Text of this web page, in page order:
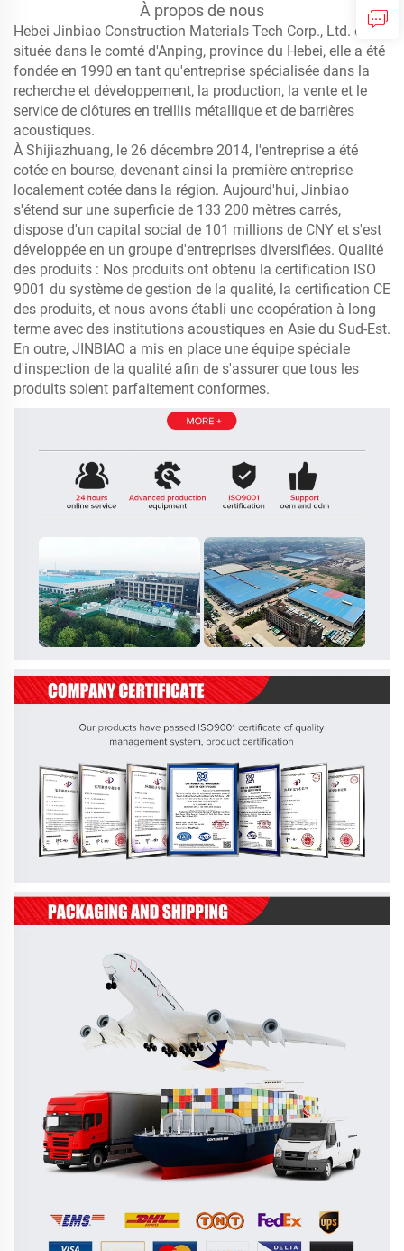
À propos de nous
Hebei Jinbiao Construction Materials Tech Corp., Ltd. est
située dans le comté d'Anping, province du Hebei, elle a été
fondée en 1990 en tant qu'entreprise spécialisée dans la
recherche et développement, la production, la vente et le
service de clôtures en treillis métallique et de barrières
acoustiques.
À Shijiazhuang, le 26 décembre 2014, l'entreprise a été
cotée en bourse, devenant ainsi la première entreprise
localement cotée dans la région. Aujourd'hui, Jinbiao
s'étend sur une superficie de 133 200 mètres carrés,
dispose d'un capital social de 101 millions de CNY et s'est
développée en un groupe d'entreprises diversifiées. Qualité
des produits : Nos produits ont obtenu la certification ISO
9001 du système de gestion de la qualité, la certification CE
des produits, et nous avons établi une coopération à long
terme avec des institutions acoustiques en Asie du Sud-Est.
En outre, JINBIAO a mis en place une équipe spéciale
d'inspection de la qualité afin de s'assurer que tous les
produits soient parfaitement conformes.